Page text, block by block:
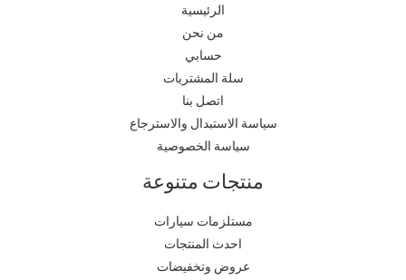
الرئيسية
من نحن
حسابي
سلة المشتريات
اتصل بنا
سياسة الاستبدال والاسترجاع
سياسة الخصوصية
منتجات متنوعة
مستلزمات سيارات
احدث المنتجات
عروض وتخفيضات